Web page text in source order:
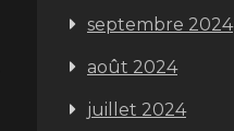
septembre 2024
août 2024
juillet 2024